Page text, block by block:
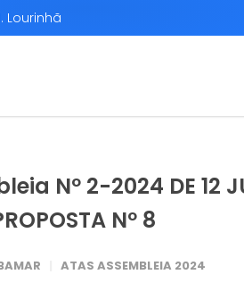
Lourinhã
Nº 2-2024 DE 12
Nº 8
ATAS ASSEMBLEIA 2024